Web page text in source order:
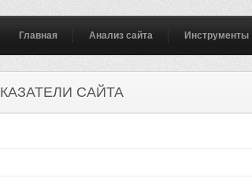
Главная Анализ сайта Инструменты
САЙТА